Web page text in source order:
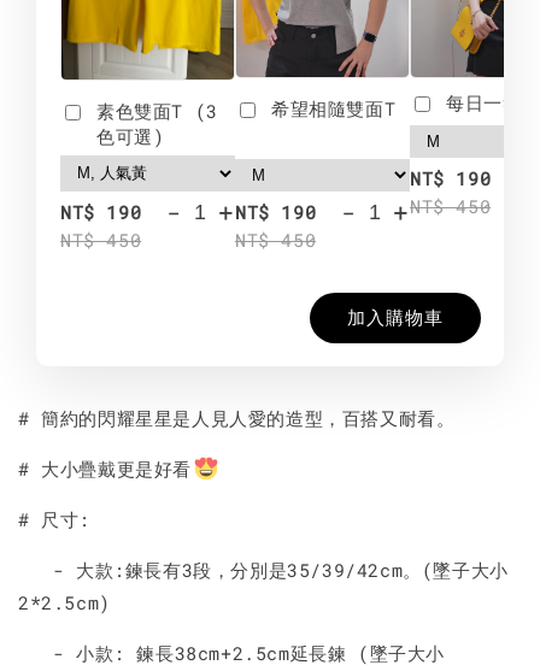
素色雙面T (3
色可選)
NT$ 190
NT$ 450
- +
希望相隨雙面T
NT$ 190
NT$ 450
- +
每日一笑
NT$ 190
NT$ 450
加入購物車
# 簡約的閃耀星星是人見人愛的造型，百搭又耐看。
# 大小疊戴更是好看
# 尺寸:
- 大款:鍊長有3段，分別是35/39/42cm。(墜子大小
2*2.5cm)
- 小款: 鍊長38cm+2.5cm延長鍊 (墜子大小